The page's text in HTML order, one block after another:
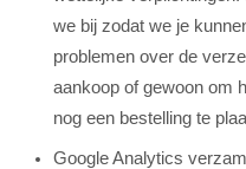
we bij zodat we je
problemen over de
aankoop of gewoon om
nog een bestelling te
Google Analytics